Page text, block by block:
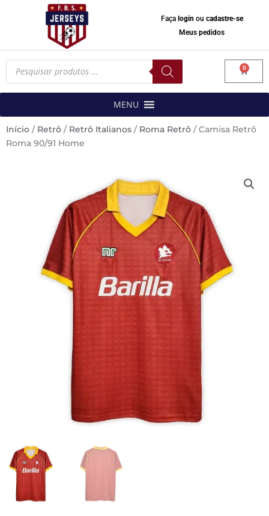
Faça loginou cadastre-se
Meus pedidos
Pesquisar
produtos 0
MENU
Início / Retrô / Retrô Italianos / Roma Retrô / Camisa Retrô
Roma 90/91 Home